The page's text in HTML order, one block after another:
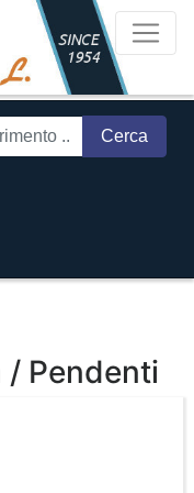
Cerca
Pendenti